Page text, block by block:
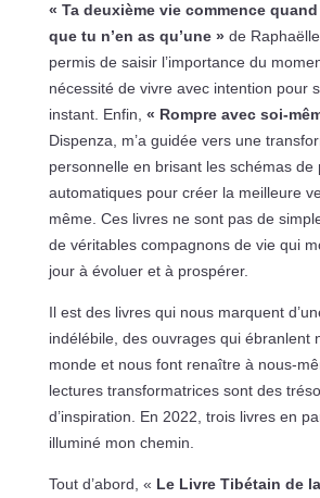
« Ta deuxième vie commence
que tu n’en as qu’une »de Raphaëlle
permis de saisir l’importance du
nécessité de vivre avec intention pour
instant. Enfin, « Rompre avec soi-
Dispenza, m’a guidée vers une
personnelle en brisant les schémas de
automatiques pour créer la meilleure
même. Ces livres ne sont pas de
de véritables compagnons de vie qui
jour à évoluer et à prospérer.
Il est des livres qui nous marquent
indélébile, des ouvrages qui ébranlent
monde et nous font renaître à nous-
lectures transformatrices sont des
d’inspiration. En 2022, trois livres en
illuminé mon chemin.
Tout d’abord, « Le Livre Tibétain de